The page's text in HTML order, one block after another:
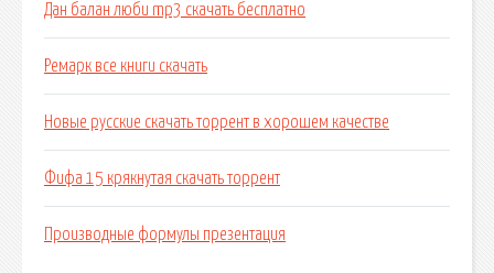
Дан балан люби mp3 скачать бесплатно
Ремарк все книги скачать
Новые русские скачать торрент в хорошем качестве
Фифа 15 крякнутая скачать торрент
Производные формулы презентация